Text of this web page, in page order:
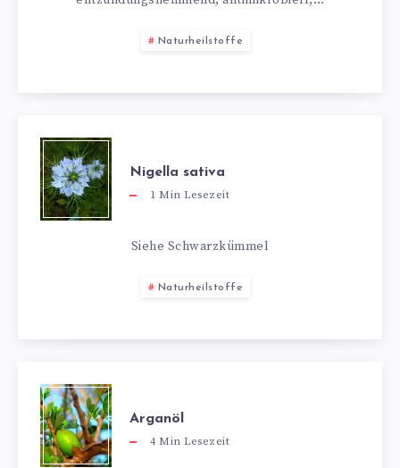
Naturheilstoffe
Nigella sativa
1 Min Lesezeit
Siehe Schwarzkümmel
Naturheilstoffe
Arganöl
4Min Lesezeit